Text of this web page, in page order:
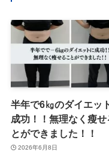
半年で6㎏のダイエッ
成功！！無理なく瘦せ
とができました！！
2026年6月8日